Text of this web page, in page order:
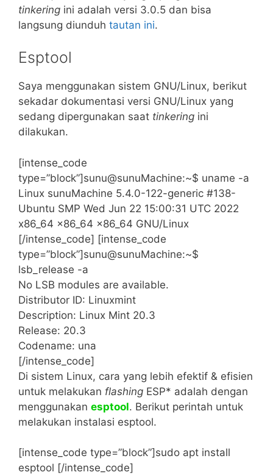
tinkering ini adalah versi 3.0.5 dan bisa
langsung diunduh tautan ini.
Esptool
Saya menggunakan sistem GNU/Linux, berikut
sekadar dokumentasi versi GNU/Linux yang
sedang dipergunakan saat tinkering ini
dilakukan.
[intense_code
type=”block”]sunu@sunuMachine:~$ uname -a
Linux sunuMachine 5.4.0-122-generic #138-
Ubuntu SMP Wed Jun 22 15:00:31 UTC 2022
x86_64 x86_64 x86_64 GNU/Linux
[/intense_code] [intense_code
type=”block”]sunu@sunuMachine:~$
lsb_release -a
No LSB modules are available.
Distributor ID: Linuxmint
Description: Linux Mint 20.3
Release: 20.3
Codename: una
[/intense_code]
Di sistem Linux, cara yang lebih efektif & efisien
untuk melakukan flashing ESP* adalah dengan
menggunakan esptool. Berikut perintah untuk
melakukan instalasi esptool.
[intense_code type=”block”]sudo apt install
esptool [/intense_code]